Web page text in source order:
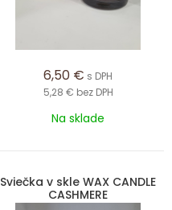
6,50 € s DPH
5,28 € bez DPH
Na sklade
Sviečka v skle WAX CANDLE
CASHMERE